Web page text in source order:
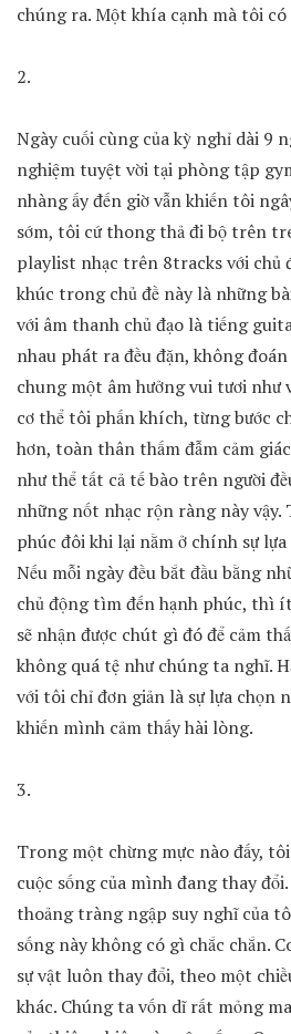
chúng ra. Một khía cạnh mà tôi
2.
Ngày cuối cùng của kỳ nghỉ dài 9
nghiệm tuyệt vời tại phòng tập
nhàng ấy đến giờ vẫn khiến tôi
sớm, tôi cứ thong thả đi bộ trên
playlist nhạc trên 8tracks với chủ
khúc trong chủ đề này là những
với âm thanh chủ đạo là tiếng
nhau phát ra đều đặn, không
chung một âm hưởng vui tươi như
cơ thể tôi phấn khích, từng bước
hơn, toàn thân thấm đẫm cảm
như thể tất cả tế bào trên người
những nốt nhạc rộn ràng này vậy.
phúc đôi khi lại nằm ở chính sự
Nếu mỗi ngày đều bắt đầu bằng
chủ động tìm đến hạnh phúc, thì
sẽ nhận được chút gì đó để cảm
không quá tệ như chúng ta nghĩ.
với tôi chỉ đơn giản là sự lựa chọn
khiến mình cảm thấy hài lòng.
3.
Trong một chừng mực nào đấy,
cuộc sống của mình đang thay
thoảng tràng ngập suy nghĩ của
sống này không có gì chắc chắn.
sự vật luôn thay đổi, theo một
khác. Chúng ta vốn dĩ rất mỏng